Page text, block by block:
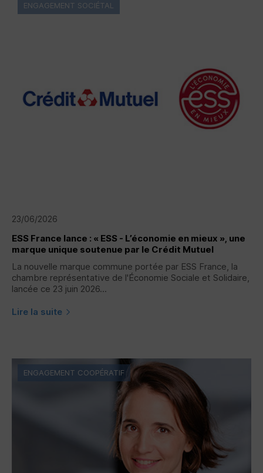
23/06/2026
ESS France lance : « ESS - L’économie en mieux », une
marque unique soutenue par le Crédit Mutuel
La nouvelle marque commune portée par ESS France, la
chambre représentative de l'Économie Sociale et Solidaire,
lancée ce 23 juin 2026...
Lire la suite
ENGAGEMENT SOCIÉTAL
ENGAGEMENT COOPÉRATIF